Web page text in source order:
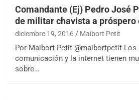
Comandante (Ej) Pedro José
de militar chavista a
diciembre 19, 2016 Maibort Petit
Por Maibort Petit @maibortpetit Los
comunicación y la internet tienen
sobre…